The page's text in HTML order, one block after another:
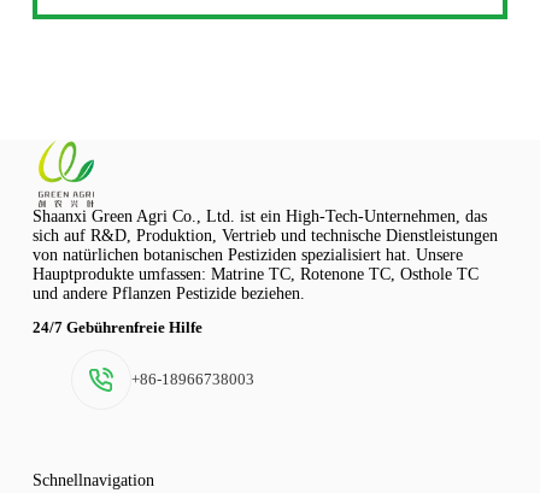
Shaanxi Green Agri Co., Ltd. ist ein High-Tech-Unternehmen, das
sich auf R&D, Produktion, Vertrieb und technische Dienstleistungen
von natürlichen botanischen Pestiziden spezialisiert hat. Unsere
Hauptprodukte umfassen: Matrine TC, Rotenone TC, Osthole TC
und andere Pflanzen Pestizide beziehen.
24/7 Gebührenfreie Hilfe
+86-18966738003
Schnellnavigation